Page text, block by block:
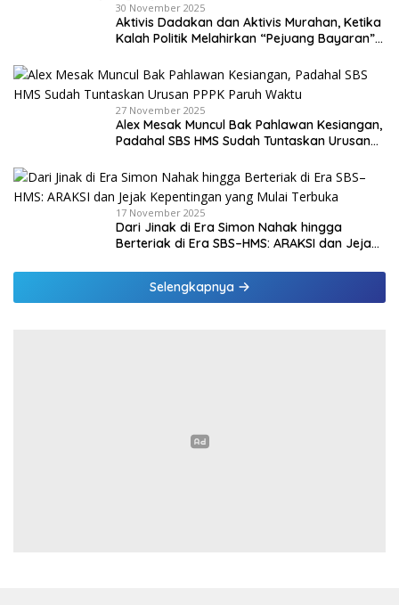
30 November 2025
Aktivis Dadakan dan Aktivis Murahan, Ketika
Kalah Politik Melahirkan “Pejuang Bayaran”
27 November 2025
Alex Mesak Muncul Bak Pahlawan Kesiangan,
Padahal SBS HMS Sudah Tuntaskan Urusan
17 November 2025
Dari Jinak di Era Simon Nahak hingga
Berteriak di Era SBS–HMS: ARAKSI dan Jejak
Selengkapnya